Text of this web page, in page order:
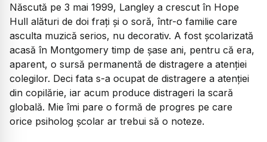
Născută pe 3 mai 1999, Langley a crescut în Hope
Hull alături de doi frați și o soră, într-o familie care
asculta muzică serios, nu decorativ. A fost școlarizată
acasă în Montgomery timp de șase ani, pentru că era,
aparent, o sursă permanentă de distragere a atenției
colegilor. Deci fata s-a ocupat de distragere a atenției
din copilărie, iar acum produce distrageri la scară
globală. Mie îmi pare o formă de progres pe care
orice psiholog școlar ar trebui să o noteze.